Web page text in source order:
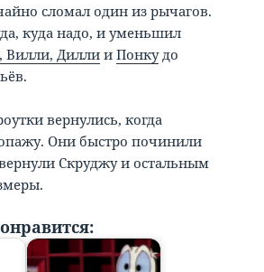
сломал один из рычагов.
куда надо, и уменьшил
Вилли, ДиллииПонкудо
вернулись, когда
Они быстро починили
Скруджу и остальным